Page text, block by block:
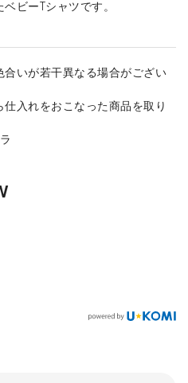
ビーTシャツです。
いが若干異なる場合がござい
入れをおこなった商品を取り